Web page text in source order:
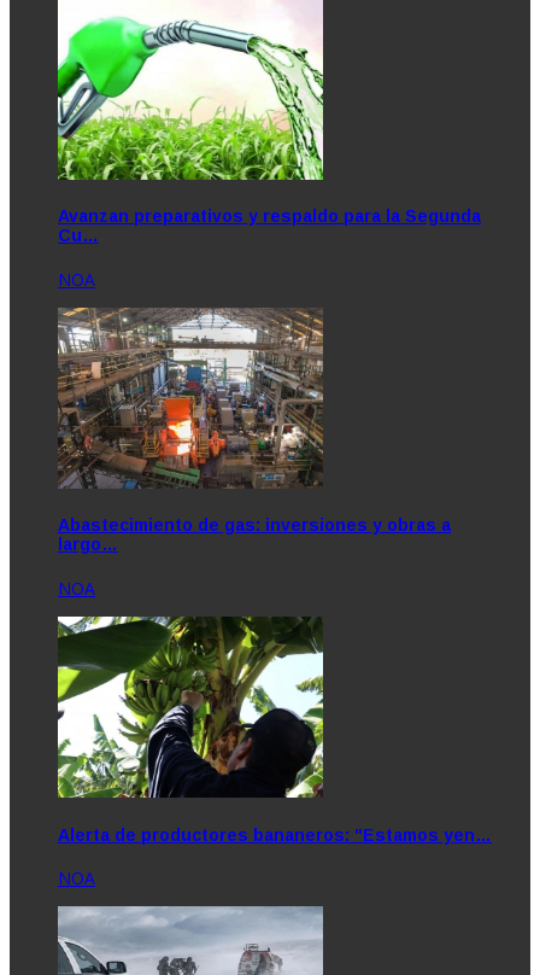
Avanzan preparativos y respaldo para la Segunda
Cu…
NOA
Abastecimiento de gas: inversiones y obras a
largo…
NOA
Alerta de productores bananeros: "Estamos yen…
NOA